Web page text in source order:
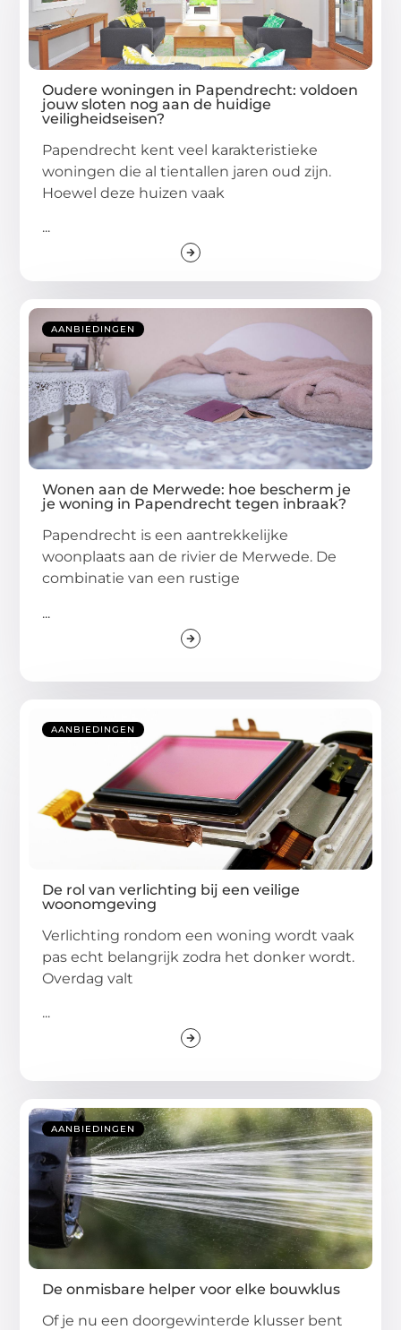
Oudere woningen in Papendrecht: voldoen
jouw sloten nog aan de huidige
veiligheidseisen?
Papendrecht kent veel karakteristieke
woningen die al tientallen jaren oud zijn.
Hoewel deze huizen vaak
...
AANBIEDINGEN
Wonen aan de Merwede: hoe bescherm je
je woning in Papendrecht tegen inbraak?
Papendrecht is een aantrekkelijke
woonplaats aan de rivier de Merwede. De
combinatie van een rustige
...
AANBIEDINGEN
De rol van verlichting bij een veilige
woonomgeving
Verlichting rondom een woning wordt vaak
pas echt belangrijk zodra het donker wordt.
Overdag valt
...
AANBIEDINGEN
De onmisbare helper voor elke bouwklus
Of je nu een doorgewinterde klusser bent